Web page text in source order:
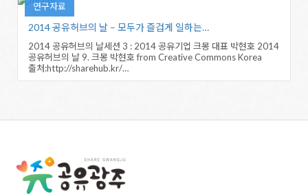
연구자료
2014 공유허브의 날 – 모두가 즐겁게 일하는…
2014 공유허브의 날세션 3 : 2014 공유기업 크몽 대표 박현호 2014
공유허브의 날 9. 크몽 박현호 from Creative Commons Korea
출처:http://sharehub.kr/…